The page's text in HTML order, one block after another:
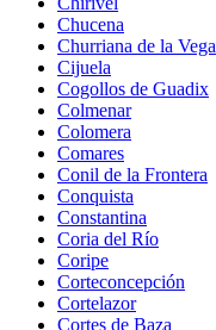
Chucena
Churriana de la Vega
Cijuela
Cogollos de Guadix
Colmenar
Colomera
Comares
Conil de la Frontera
Conquista
Constantina
Coria del Río
Coripe
Corteconcepción
Cortelazor
Cortes de Baza